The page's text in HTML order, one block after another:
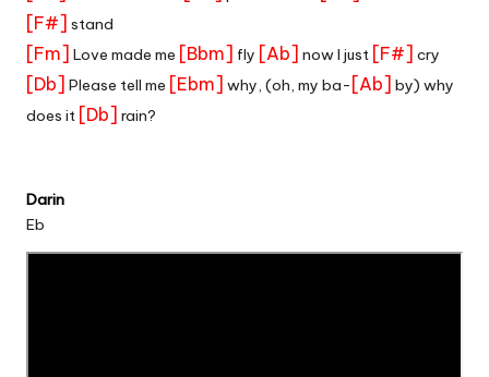
[F#] stand
[Fm] Love made me [Bbm] fly [Ab] now I just [F#] cry
[Db] Please tell me [Ebm] why, (oh, my ba- [Ab] by) why
does it [Db] rain?
Darin
Eb